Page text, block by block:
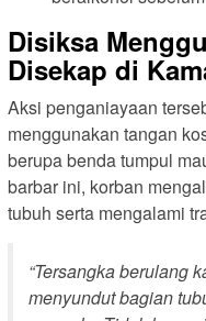
Disiksa
Disekap di
Aksi penganiayaan
menggunakan tangan
berupa benda tumpul
barbar ini, korban
tubuh serta mengalami
“Tersangka berulang
menyundut bagian